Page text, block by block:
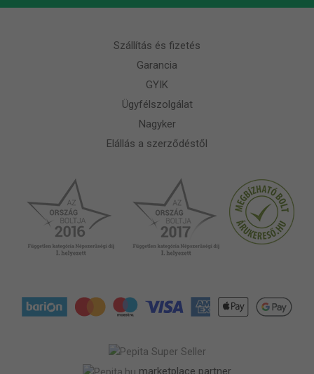
Szállítás és fizetés
Garancia
GYIK
Ügyfélszolgálat
Nagyker
Elállás a szerződéstől
marketplace partner